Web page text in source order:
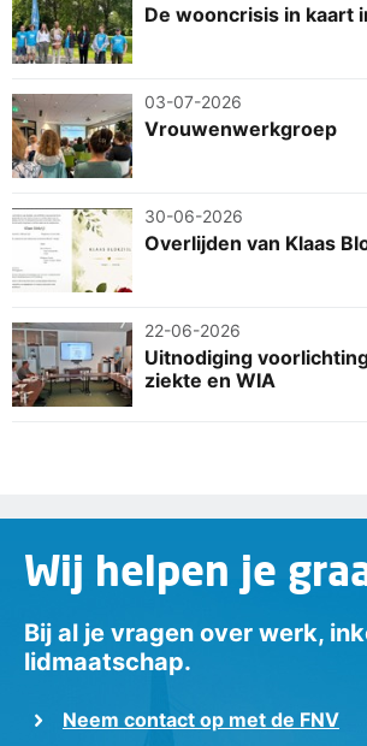
De wooncrisis in kaart
03-07-2026
Vrouwenwerkgroep
30-06-2026
Overlijden van Klaas
22-06-2026
Uitnodiging
ziekte en WIA
Wij helpen je
Bij al je vragen over werk,
lidmaatschap.
Neem contact op met de FNV